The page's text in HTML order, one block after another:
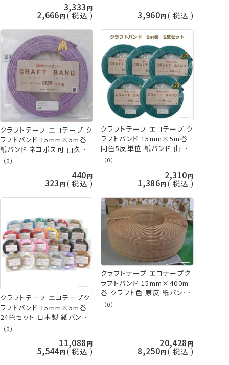
ル フェルティングマット フェ
ルト羊毛 ハマナカ 手芸の山
久
3,333
2,666 税込
アミュレ 段かぞえマーカー
とじ針 メーカー ハマナカ ク
ロバー チューリップ はじめ
てのかぎ針編みBOOK
NV70838 手芸の山久
3,960 税込
クラフトテープ エコテープ ク
ラフトバンド 15mm×5m巻
紙バンド ネコポス可 山久オ
リジナル 手芸の山久
（0）
440
323 税込
クラフトテープ エコテープ ク
ラフトバンド 15mm×5m巻
同色5反単位 紙バンド 山久
オリジナル tda 手芸の山久
（0）
2,310
1,386 税込
クラフトテープ エコテープク
ラフトバンド 15mm×5m巻
24色セット 日本製 紙バンド
山久オリジナル 手芸の山久
（0）
11,088
5,544 税込
クラフトテープ エコテープク
ラフトバンド 15mm×400m
巻 クラフト色 原反 紙バンド
山久オリジナル 手芸の山久
（0）
20,428
8,250 税込